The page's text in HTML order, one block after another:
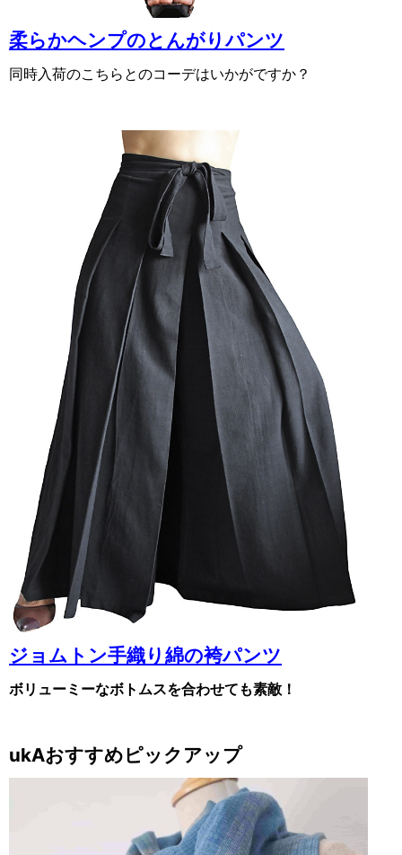
柔らかヘンプのとんがりパンツ
同時入荷のこちらとのコーデはいかがですか？
ジョムトン手織り綿の袴パンツ
ボリューミーなボトムスを合わせても素敵！
ukAおすすめピックアップ